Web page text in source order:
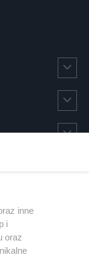
inne
i
oraz